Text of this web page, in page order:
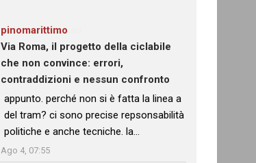
pinomarittimo
Via Roma, il progetto della ciclabile
che non convince: errori,
contraddizioni e nessun confronto
: “
appunto. perché non si è fatta la linea a
del tram? ci sono precise repsonsabilità
politiche e anche tecniche. la…
Ago 4, 07:55